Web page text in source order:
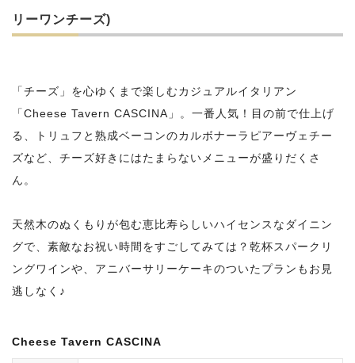
リーワンチーズ)
「チーズ」を心ゆくまで楽しむカジュアルイタリアン
「Cheese Tavern CASCINA」。一番人気！目の前で仕上げ
る、トリュフと熟成ベーコンのカルボナーラピアーヴェチー
ズなど、チーズ好きにはたまらないメニューが盛りだくさ
ん。
天然木のぬくもりが包む恵比寿らしいハイセンスなダイニン
グで、素敵なお祝い時間をすごしてみては？乾杯スパークリ
ングワインや、アニバーサリーケーキのついたプランもお見
逃しなく♪
Cheese Tavern CASCINA